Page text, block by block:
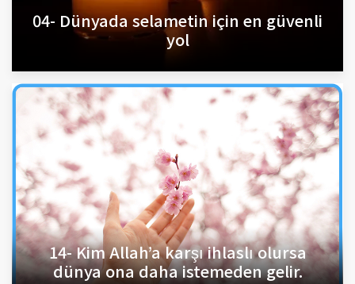
04- Dünyada selametin için en güvenli
yol
14- Kim Allah’a karşı ihlaslı olursa
dünya ona daha istemeden gelir.